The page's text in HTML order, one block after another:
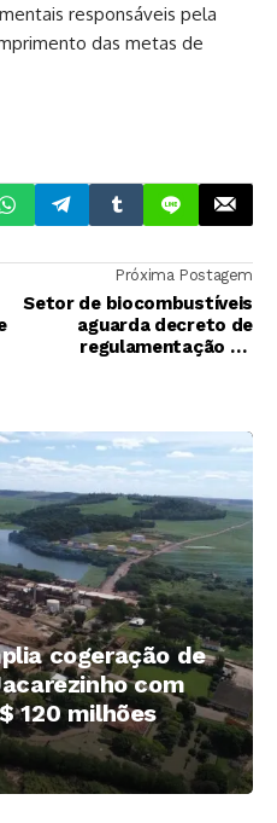
responsáveis pela
das metas de
Próxima Postagem
Setor de biocombustíveis
aguarda decreto de
regulamentação do
cogeração de
com
120 milhões